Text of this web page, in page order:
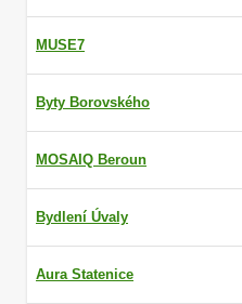
MUSE7
Byty Borovského
MOSAIQ Beroun
Bydlení Úvaly
Aura Statenice